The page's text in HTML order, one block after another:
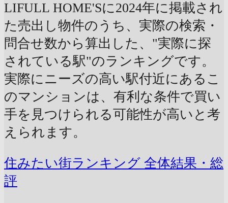
LIFULL HOME'Sに2024年に掲載され
た売出し物件のうち、実際の検索・
問合せ数から算出した、"実際に探
されている駅"のランキングです。
実際にニーズの高い駅付近にあるこ
のマンションは、有利な条件で買い
手を見つけられる可能性が高いと考
えられます。
住みたい街ランキング 全体結果・総
評